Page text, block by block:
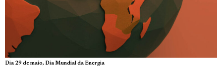
Dia 29 de maio, Dia Mundial da Energia